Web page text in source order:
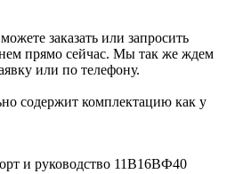
заказать или запросить
прямо сейчас. Мы так же ждем
или по телефону.
содержит комплектацию как у
и руководство 11В16ВФ40